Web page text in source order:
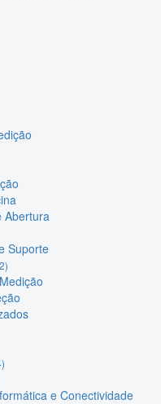
Abertura
Suporte
e Conectividade